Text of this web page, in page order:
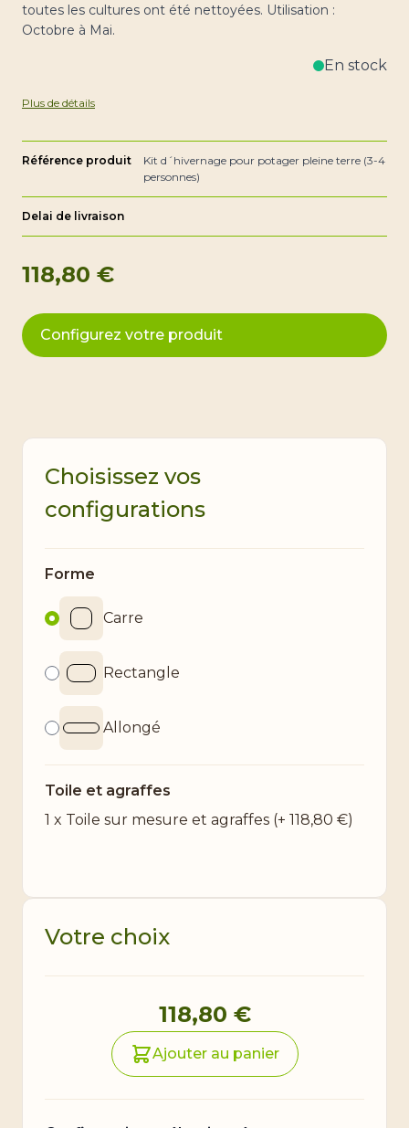
toutes les cultures ont été nettoyées. Utilisation :
Octobre à Mai.
En stock
Plus de détails
Référence produit
Kit d´hivernage pour potager pleine terre (3-4
personnes)
Delai de livraison
118,80 €
Configurez votre produit
Choisissez vos
configurations
Forme
Carre
Rectangle
Allongé
Toile et agraffes
1 x Toile sur mesure et agraffes (+ 118,80 €)
Votre choix
Prix final du produit
118,80 €
Ajouter au panier